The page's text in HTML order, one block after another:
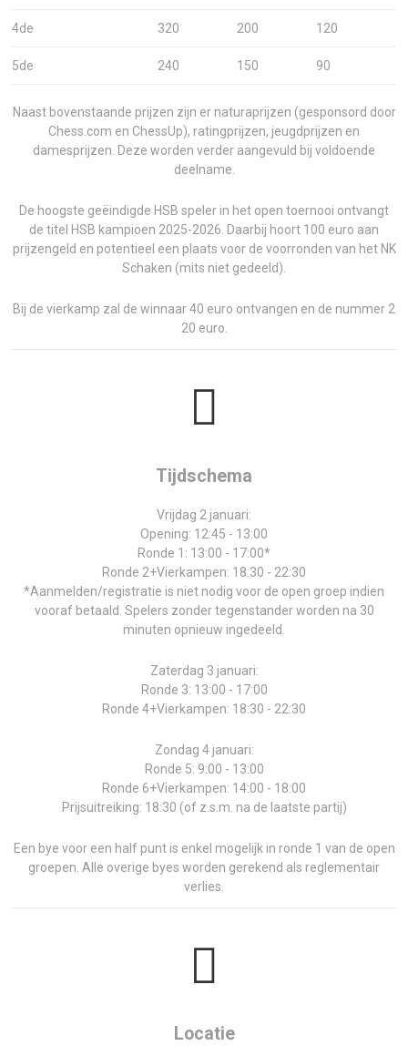
4de 320 200 120
5de 240 150 90
Naast bovenstaande prijzen zijn er naturaprijzen (gesponsord door
Chess.com en ChessUp), ratingprijzen, jeugdprijzen en
damesprijzen. Deze worden verder aangevuld bij voldoende
deelname.
De hoogste geëindigde HSB speler in het open toernooi ontvangt
de titel HSB kampioen 2025-2026. Daarbij hoort 100 euro aan
prijzengeld en potentieel een plaats voor de voorronden van het NK
Schaken (mits niet gedeeld).
Bij de vierkamp zal de winnaar 40 euro ontvangen en de nummer 2
20 euro.
Tijdschema
Vrijdag 2 januari:
Opening: 12:45 - 13:00
Ronde 1: 13:00 - 17:00*
Ronde 2+Vierkampen: 18:30 - 22:30
*Aanmelden/registratie is niet nodig voor de open groep indien
vooraf betaald. Spelers zonder tegenstander worden na 30
minuten opnieuw ingedeeld.
Zaterdag 3 januari:
Ronde 3: 13:00 - 17:00
Ronde 4+Vierkampen: 18:30 - 22:30
Zondag 4 januari:
Ronde 5: 9:00 - 13:00
Ronde 6+Vierkampen: 14:00 - 18:00
Prijsuitreiking: 18:30 (of z.s.m. na de laatste partij)
Een bye voor een half punt is enkel mogelijk in ronde 1 van de open
groepen. Alle overige byes worden gerekend als reglementair
verlies.
Locatie